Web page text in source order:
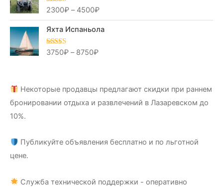
Оценка
2300₽– 4500₽
Яхта Испаньола
Оценка
3750₽– 8750₽
Некоторые продавцы предлагают скидки при раннем
бронировании отдыха и развлечений в Лазаревском до
10%.
Публикуйте объявления бесплатно и по льготной
цене.
Служба технической поддержки - оперативно